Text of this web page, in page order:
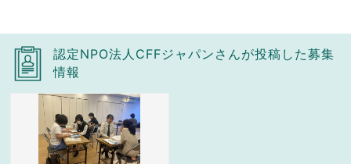
認定NPO法人CFFジャパンさんが投稿した募集
情報